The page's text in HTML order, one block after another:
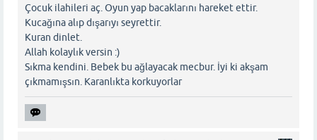
Çocuk ilahileri aç. Oyun yap bacaklarını hareket ettir.
Kucağına alıp dışarıyı seyrettir.
Kuran dinlet.
Allah kolaylık versin :)
Sıkma kendini. Bebek bu ağlayacak mecbur. İyi ki akşam
çıkmamışsın. Karanlıkta korkuyorlar